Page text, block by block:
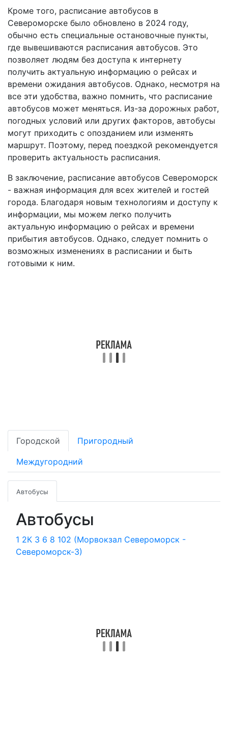
Кроме того, расписание автобусов в
Североморске было обновлено в 2024 году,
обычно есть специальные остановочные пункты,
где вывешиваются расписания автобусов. Это
позволяет людям без доступа к интернету
получить актуальную информацию о рейсах и
времени ожидания автобусов. Однако, несмотря на
все эти удобства, важно помнить, что расписание
автобусов может меняться. Из-за дорожных работ,
погодных условий или других факторов, автобусы
могут приходить с опозданием или изменять
маршрут. Поэтому, перед поездкой рекомендуется
проверить актуальность расписания.
В заключение, расписание автобусов Североморск
- важная информация для всех жителей и гостей
города. Благодаря новым технологиям и доступу к
информации, мы можем легко получить
актуальную информацию о рейсах и времени
прибытия автобусов. Однако, следует помнить о
возможных изменениях в расписании и быть
готовыми к ним.
Городской Пригородный
Междугородний
Автобусы
Автобусы
1 2К 3 6 8 102 (Морвокзал Североморск -
Североморск-3)